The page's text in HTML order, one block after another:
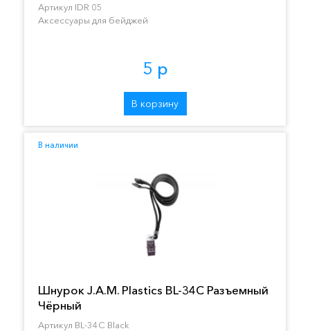
Артикул IDR 05
Аксессуары для бейджей
5 р
В корзину
В наличии
Шнурок J.A.M. Plastics BL-34C Разъемный
Чёрный
Артикул BL-34C Black